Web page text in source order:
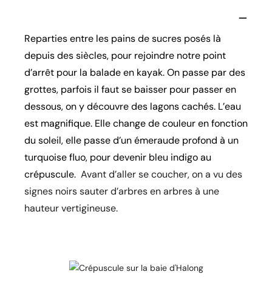
_
Reparties entre les pains de sucres posés là
depuis des siècles, pour rejoindre notre point
d’arrêt pour la balade en kayak. On passe par des
grottes, parfois il faut se baisser pour passer en
dessous, on y découvre des lagons cachés. L’eau
est magnifique. Elle change de couleur en fonction
du soleil, elle passe d’un émeraude profond à un
turquoise fluo, pour devenir bleu indigo au
crépuscule. Avant d’aller se coucher, on a vu des
signes noirs sauter d’arbres en arbres à une
hauteur vertigineuse.